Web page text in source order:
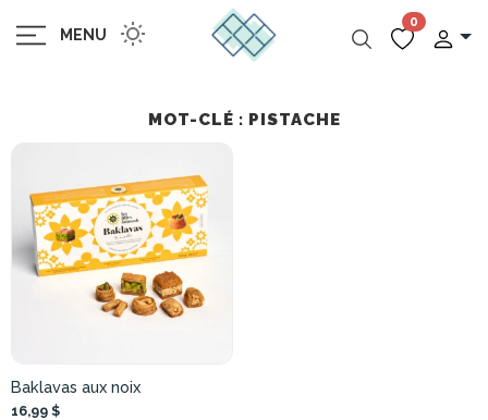
MENU
0
MOT-CLÉ : PISTACHE
Baklavas aux noix
16,99 $